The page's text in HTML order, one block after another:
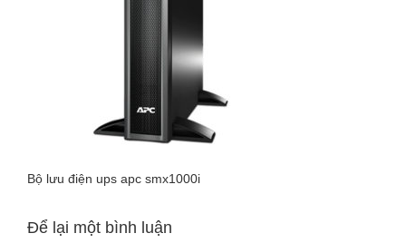
SMX1000I-
Bộ lưu điện ups apc smx1000i
Để lại một bình luận